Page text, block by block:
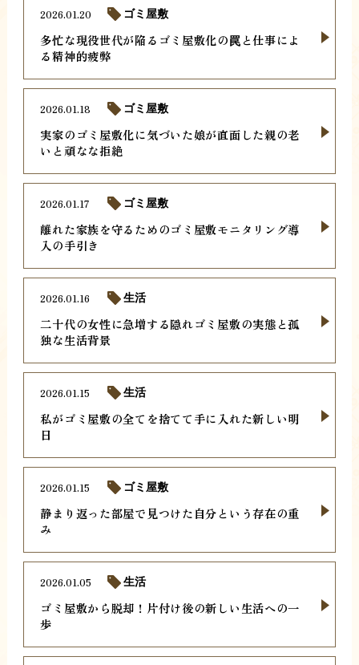
多忙な現役世代が陥るゴミ屋敷化の罠と仕事によ
る精神的疲弊
2026.01.20 ゴミ屋敷
実家のゴミ屋敷化に気づいた娘が直面した親の老
いと頑なな拒絶
2026.01.18 ゴミ屋敷
離れた家族を守るためのゴミ屋敷モニタリング導
入の手引き
2026.01.17 ゴミ屋敷
二十代の女性に急増する隠れゴミ屋敷の実態と孤
独な生活背景
2026.01.16 生活
私がゴミ屋敷の全てを捨てて手に入れた新しい明
日
2026.01.15 生活
静まり返った部屋で見つけた自分という存在の重
み
2026.01.15 ゴミ屋敷
ゴミ屋敷から脱却！片付け後の新しい生活への一
歩
2026.01.05 生活